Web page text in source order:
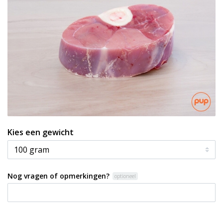
Kies een gewicht
Nog vragen of opmerkingen? optioneel